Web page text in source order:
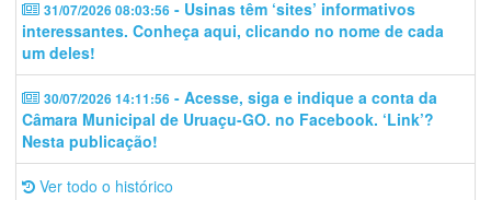
31/07/2026 08:03:56 - Usinas têm ‘sites’ informativos
interessantes. Conheça aqui, clicando no nome de cada
um deles!
30/07/2026 14:11:56 - Acesse, siga e indique a conta da
Câmara Municipal de Uruaçu-GO. no Facebook. ‘Link’?
Nesta publicação!
Ver todo o histórico